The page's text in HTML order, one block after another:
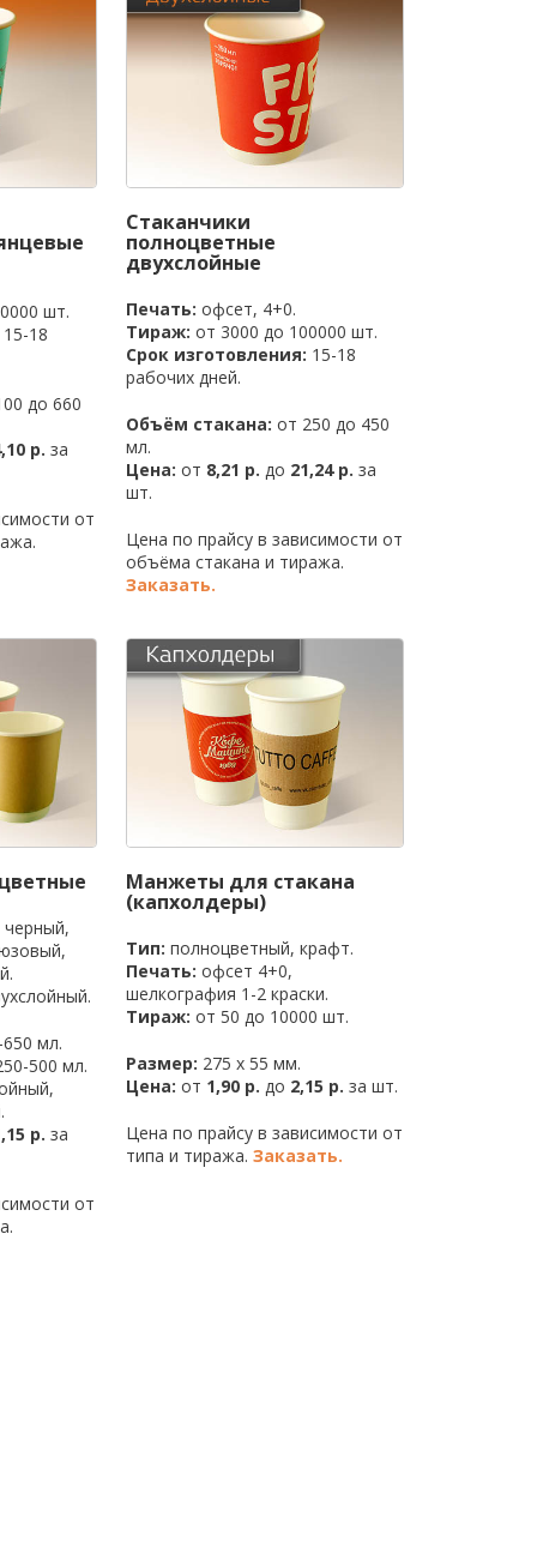
шт.
15-18
до 660
р. за
от
Стаканчики
полноцветные
двухслойные
Печать: офсет, 4+0.
Тираж: от 3000 до 100000 шт.
Срок изготовления: 15-18
рабочих дней.
Объём стакана: от 250 до 450
мл.
Цена: от 8,21 р. до 21,24 р. за
шт.
Цена по прайсу в зависимости от
объёма стакана и тиража.
Заказать.
мл.
500 мл.
р. за
от
Манжеты для стакана
(капхолдеры)
Тип: полноцветный, крафт.
Печать: офсет 4+0,
шелкография 1-2 краски.
Тираж: от 50 до 10000 шт.
Размер: 275 х 55 мм.
Цена: от 1,90 р. до 2,15 р. за шт.
Цена по прайсу в зависимости от
типа и тиража. Заказать.